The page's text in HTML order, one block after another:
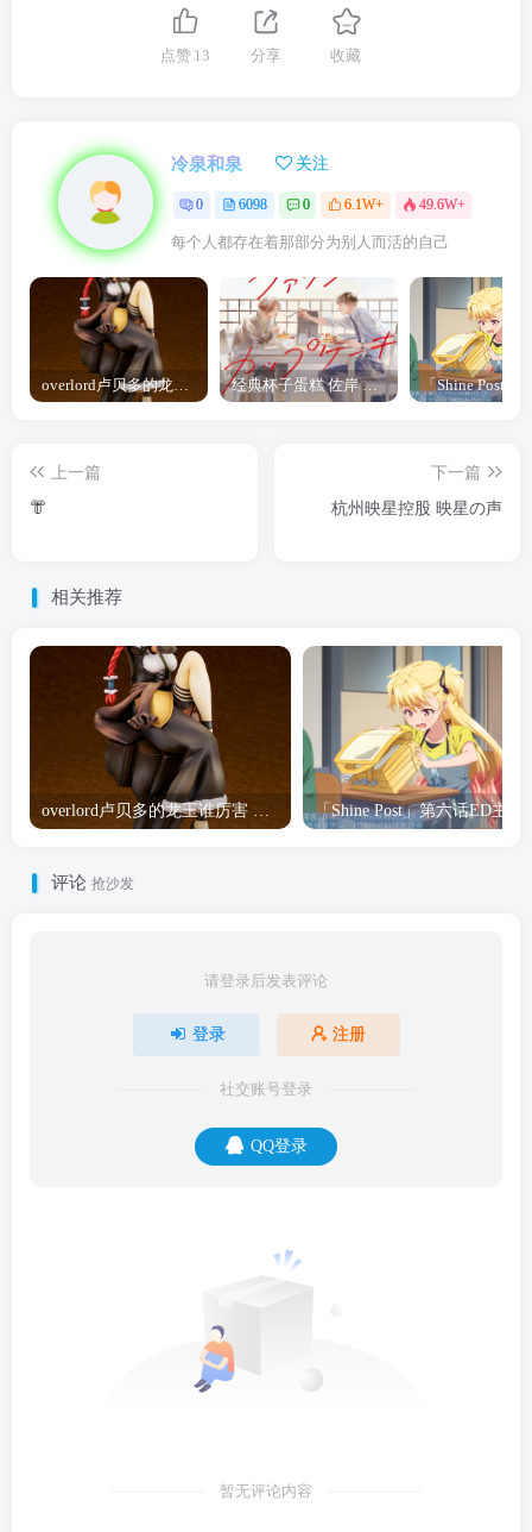
点赞 13 分享 收藏
冷泉和泉 关注
0 6098 0 6.1W+ 49.6W+
每个人都存在着那部分为别人而活的自己
overlord卢贝多的龙王谁厉害 「Overlord」露普斯蕾琪娜·贝塔手办开订 经典杯子蛋糕 佐岸 漫画「经典杯子蛋糕」宣布真人日剧化
上一篇
👘
下一篇
杭州映星控股 映星の声
相关推荐
评论 抢沙发
请登录后发表评论
登录 注册
社交账号登录
QQ登录
暂无评论内容